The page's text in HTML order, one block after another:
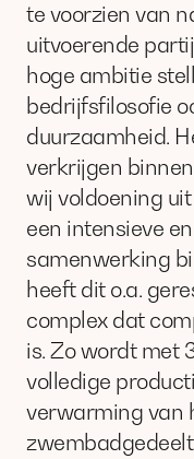
te voorzien van
uitvoerende
hoge ambitie
bedrijfsfilosofie
duurzaamheid.
verkrijgen
wij voldoening
een intensieve
samenwerking
heeft dit o.a.
complex dat
is. Zo wordt met
volledige
verwarming van